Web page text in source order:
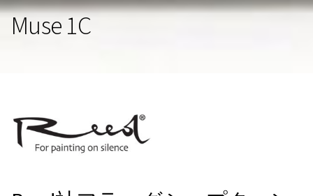
Muse 1C